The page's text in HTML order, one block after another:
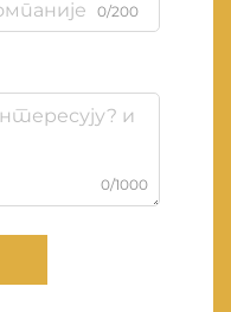
0/200
0/1000